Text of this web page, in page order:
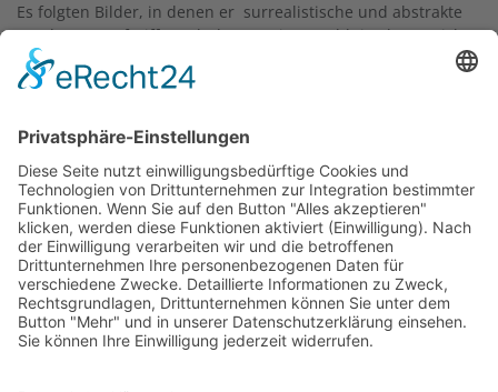
Es folgten Bilder, in denen er surrealistische und abstrakte
Tendenzen aufgriff. Nach dem Zweiten Weltkrieg kam Reich
von der Stolpe nach Frankfurt und wagte einen
künstlerischen Neubeginn. Er war einer der Mitbegründer
folgenden Jahren an dem Diskurs über neue Formen in der
Kunst. 1951 wurde er von den Mitgliedern der
Künstlergruppe "COBRA" eingeladen, um eine gemeinsame
Ausstellung im Palais des Beaux-Arts in Lüttich zu realisieren.
In den 50er Jahren wandte sich Reich an der Stolpe dem
Informel zu. In den 60er Jahren zog er sich nach Spanien
zurück.